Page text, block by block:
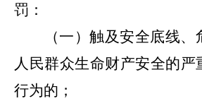
罚：
（一）触及安全底线、
人民群众生命财产安全的严
行为的；